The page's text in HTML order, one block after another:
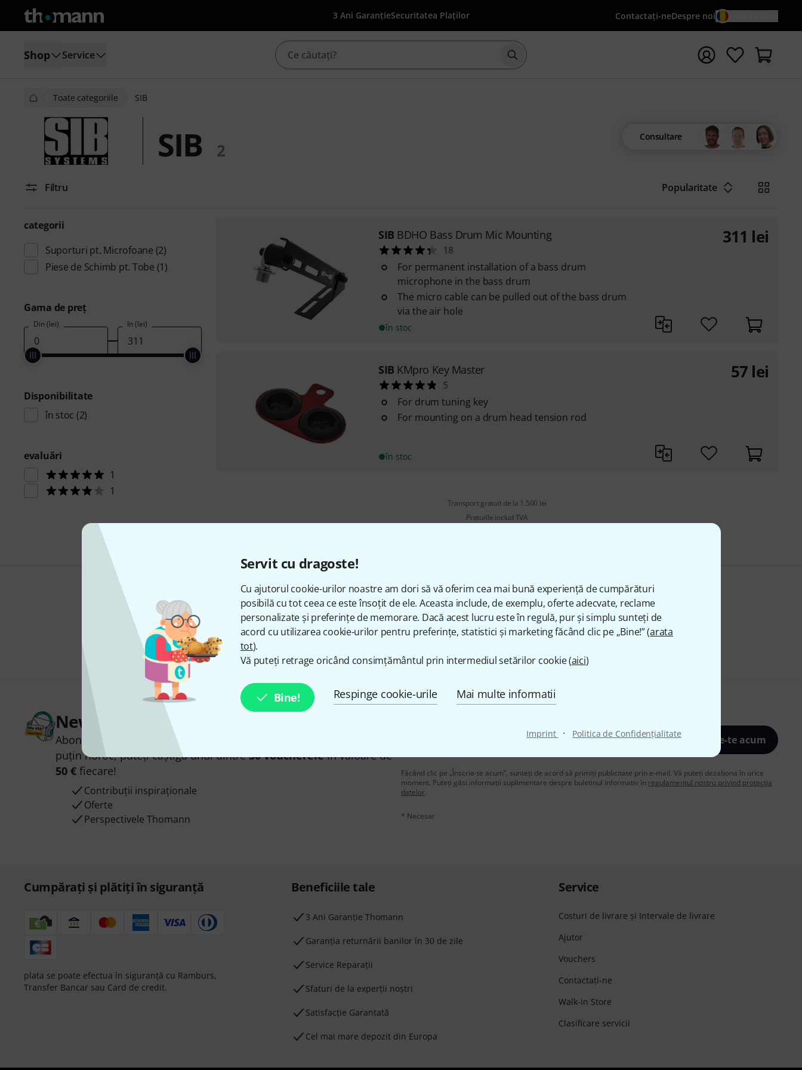
Servit cu dragoste!
Cu ajutorul cookie-urilor noastre am dori să vă oferim cea mai bună experiență de cumpărături
posibilă cu tot ceea ce este însoțit de ele. Aceasta include, de exemplu, oferte adecvate, reclame
personalizate și preferințe de memorare. Dacă acest lucru este în regulă, pur și simplu sunteți de
acord cu utilizarea cookie-urilor pentru preferințe, statistici și marketing făcând clic pe „Bine!” (arata
tot).
Vă puteți retrage oricând consimțământul prin intermediul setărilor cookie (aici)
Bine! Respinge cookie-urile Mai multe informatii
Imprint · Politica de Confidenţialitate
3 Ani GaranțieSecuritatea Plaților Contactaţi-neDespre noi
Shop Service Începeți căutarea cu termenul de căutare {searchTerm}
Toate categoriile SIB
SIB 2
Consultare
Filtru Popularitate
categorii
Suporturi pt. Microfoane (2)
Piese de Schimb pt. Tobe (1)
Gama de preţ
Din (lei) În (lei)
Disponibilitate
în stoc (2)
evaluări
1
1
SIB BDHO Bass Drum Mic Mounting
18
For permanent installation of a bass drum
microphone in the bass drum
The micro cable can be pulled out of the bass drum
via the air hole
în stoc
311 lei
SIB KMpro Key Master
5
For drum tuning key
For mounting on a drum head tension rod
în stoc
57 lei
Transport gratuit de la 1.500 lei
Preturile includ TVA
Îți place ceea ce vezi?
Share Ajutor și feedback
Newsletter Thomann
Abonați-vă la buletinul informativ Thomann în limba engleză și, cu
puțin noroc, puteți câștiga unul dintre50 vouchereleîn valoare de
50 €fiecare!
Contribuții inspiraționale
Oferte
Perspectivele Thomann
Înscrie-te acum
Făcând clic pe „Înscrie-te acum”, sunteți de acord să primiți publicitate prin e-mail. Vă puteți dezabona în orice
moment. Puteți găsi informații suplimentare despre buletinul informativ în regulamentul nostru privind protecția
datelor.
* Necesar
Cumpărați și plătiți în siguranță
plata se poate efectua în siguranță cu Ramburs,
Transfer Bancar sau Card de credit.
Beneficiile tale
3 Ani Garanție Thomann
Garanţia returnării banilor în 30 de zile
Service Reparații
Sfaturi de la experții noștri
Satisfacție Garantată
Cel mai mare depozit din Europa
Service
Costuri de livrare şi Intervale de livrare
Ajutor
Vouchers
Contactaţi-ne
Walk-in Store
Clasificare servicii